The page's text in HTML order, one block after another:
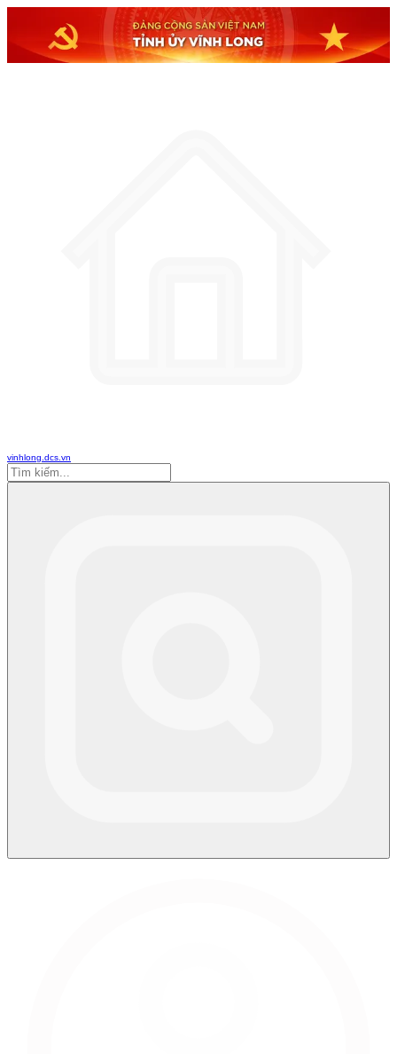
vinhlong.dcs.vn